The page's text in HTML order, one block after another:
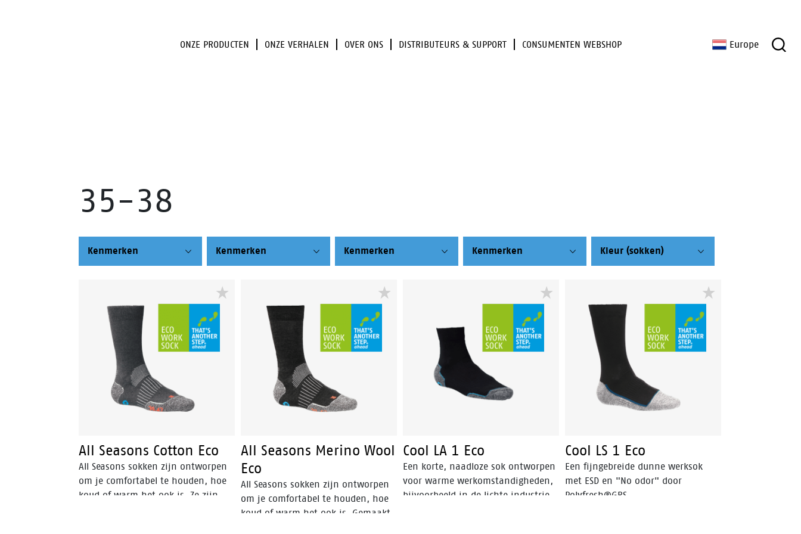
ONZE PRODUCTEN ONZE VERHALEN OVER ONS DISTRIBUTEURS & SUPPORT CONSUMENTEN WEBSHOP Europe
35-38
Kenmerken Kenmerken Kenmerken Kenmerken Kleur (sokken)
All Seasons Cotton Eco
All Seasons sokken zijn ontworpen
om je comfortabel te houden, hoe
koud of warm het ook is. Ze zijn
All Seasons Merino Wool
Eco
All Seasons sokken zijn ontworpen
om je comfortabel te houden, hoe
koud of warm het ook is. Gemaakt
Cool LA 1 Eco
Een korte, naadloze sok ontworpen
voor warme werkomstandigheden,
bijvoorbeeld in de lichte industrie,
Cool LS 1 Eco
Een fijngebreide dunne werksok
met ESD en "No odor" door
Polyfresh®GRS.